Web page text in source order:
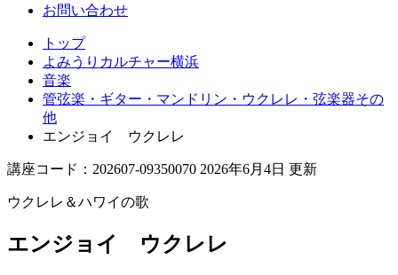
お問い合わせ
トップ
よみうりカルチャー横浜
音楽
管弦楽・ギター・マンドリン・ウクレレ・弦楽器その
他
エンジョイ ウクレレ
講座コード：202607-09350070 2026年6月4日 更新
ウクレレ＆ハワイの歌
エンジョイ ウクレレ